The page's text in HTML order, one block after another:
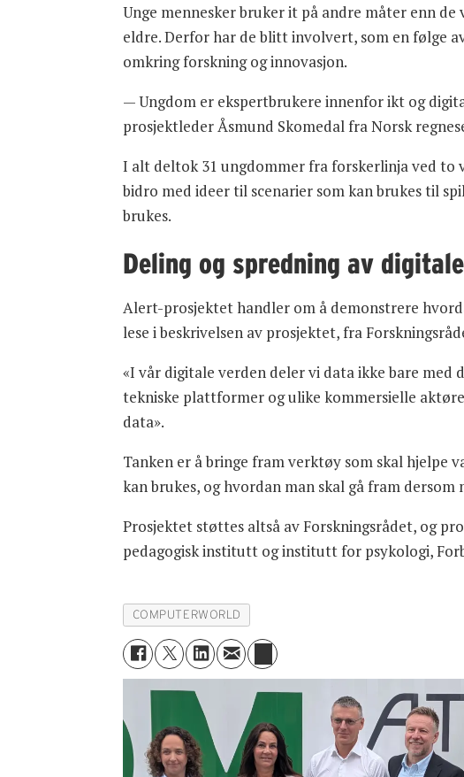
Unge mennesker bruker it på andre måter enn
eldre. Derfor har de blitt involvert, som en følge
omkring forskning og innovasjon.
— Ungdom er ekspertbrukere innenfor ikt og
prosjektleder Åsmund Skomedal fra Norsk
I alt deltok 31 ungdommer fra forskerlinja ved to
bidro med ideer til scenarier som kan brukes til
brukes.
Deling og spredning av
Alert-prosjektet handler om å demonstrere
lese i beskrivelsen av prosjektet, fra
«I vår digitale verden deler vi data ikke bare
tekniske plattformer og ulike kommersielle
data».
Tanken er å bringe fram verktøy som skal hjelpe
kan brukes, og hvordan man skal gå fram dersom
Prosjektet støttes altså av Forskningsrådet, og
pedagogisk institutt og institutt for psykologi,
COMPUTERWORLD